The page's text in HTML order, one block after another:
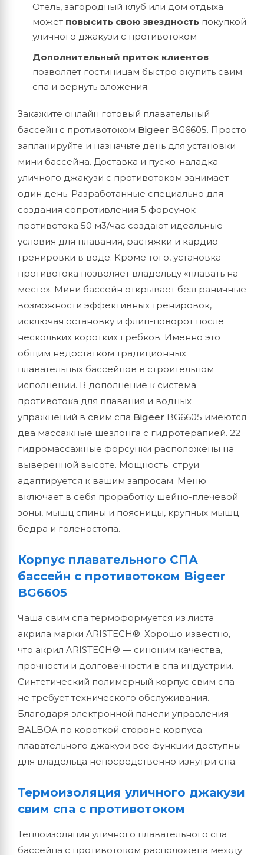
Отель, загородный клуб или дом отдыха
может повысить свою звездность покупкой
уличного джакузи с противотоком
Дополнительный приток клиентов
позволяет гостиницам быстро окупить свим
спа и вернуть вложения.
Закажите онлайн готовый плавательный
бассейн с противотоком Bigeer BG6605. Просто
запланируйте и назначьте день для установки
мини бассейна. Доставка и пуско-наладка
уличного джакузи с противотоком занимает
один день. Разработанные специально для
создания сопротивления 5 форсунок
противотока 50 м3/час создают идеальные
условия для плавания, растяжки и кардио
тренировки в воде. Кроме того, установка
противотока позволяет владельцу «плавать на
месте». Мини бассейн открывает безграничные
возможности эффективных тренировок,
исключая остановку и флип-поворот после
нескольких коротких гребков. Именно это
общим недостатком традиционных
плавательных бассейнов в строительном
исполнении. В дополнение к система
противотока для плавания и водных
упражнений в свим спа Bigeer BG6605 имеются
два массажные шезлонга с гидротерапией. 22
гидромассажные форсунки расположены на
выверенной высоте. Мощность струи
адаптируется к вашим запросам. Меню
включает в себя проработку шейно-плечевой
зоны, мышц спины и поясницы, крупных мышц
бедра и голеностопа.
Корпус плавательного СПА
бассейн с противотоком Bigeer
BG6605
Чаша свим спа термоформуется из листа
акрила марки ARISTECH®. Хорошо известно,
что акрил ARISTECH® — синоним качества,
прочности и долговечности в спа индустрии.
Синтетический полимерный корпус свим спа
не требует технического обслуживания.
Благодаря электронной панели управления
BALBOA по короткой стороне корпуса
плавательного джакузи все функции доступны
для владельца непосредственно изнутри спа.
Термоизоляция уличного джакузи
свим спа с противотоком
Теплоизоляция уличного плавательного спа
бассейна с противотоком расположена между